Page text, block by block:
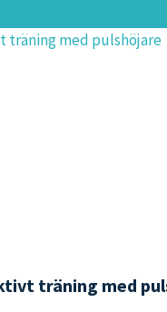
träning med